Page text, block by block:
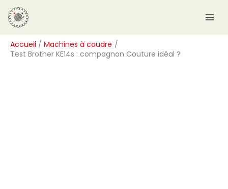
Aller
au
contenu
Accueil
Machines à coudre
Test Brother KE14s : compagnon Couture idéal ?
R
e
c
h